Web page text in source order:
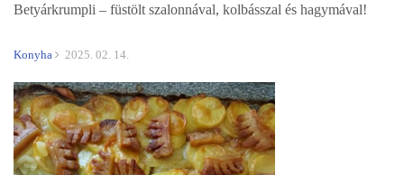
Betyárkrumpli – füstölt szalonnával, kolbásszal és hagymával!
Konyha 2025. 02. 14.